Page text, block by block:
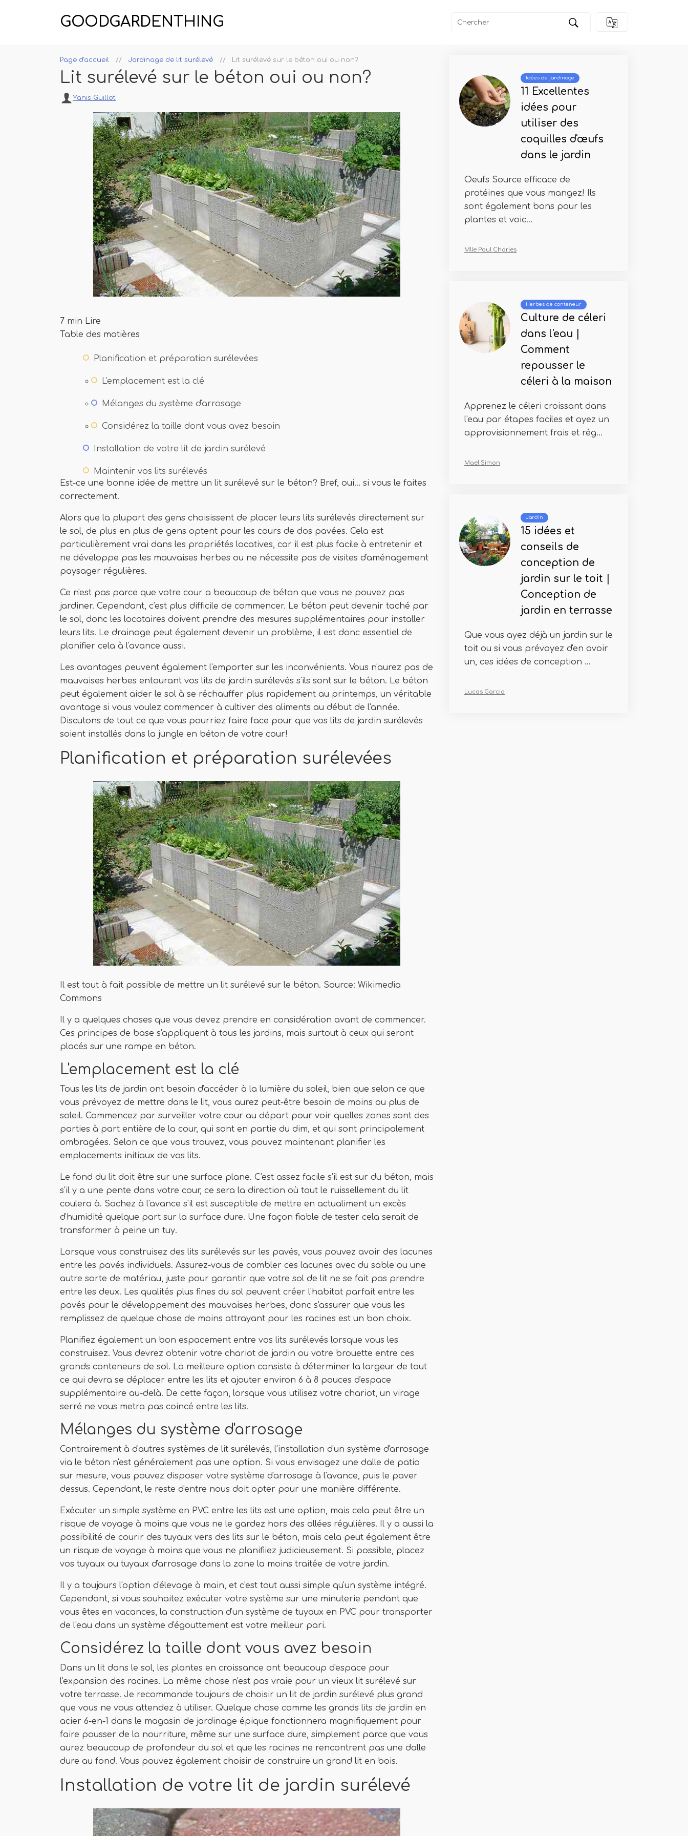
GOODGARDENTHING
Page d'accueil Jardinage de lit surélevé Lit surélevé sur le béton oui ou non?
Lit surélevé sur le béton oui ou non?
Yanis Guillot
7 min Lire
Table des matières
Planification et préparation surélevées
L'emplacement est la clé
Mélanges du système d'arrosage
Considérez la taille dont vous avez besoin
Installation de votre lit de jardin surélevé
Maintenir vos lits surélevés
Est-ce une bonne idée de mettre un lit surélevé sur le béton? Bref, oui… si vous le faites
correctement.
Alors que la plupart des gens choisissent de placer leurs lits surélevés directement sur
le sol, de plus en plus de gens optent pour les cours de dos pavées. Cela est
particulièrement vrai dans les propriétés locatives, car il est plus facile à entretenir et
ne développe pas les mauvaises herbes ou ne nécessite pas de visites d'aménagement
paysager régulières.
Ce n'est pas parce que votre cour a beaucoup de béton que vous ne pouvez pas
jardiner. Cependant, c'est plus difficile de commencer. Le béton peut devenir taché par
le sol, donc les locataires doivent prendre des mesures supplémentaires pour installer
leurs lits. Le drainage peut également devenir un problème, il est donc essentiel de
planifier cela à l'avance aussi.
Les avantages peuvent également l'emporter sur les inconvénients. Vous n'aurez pas de
mauvaises herbes entourant vos lits de jardin surélevés s'ils sont sur le béton. Le béton
peut également aider le sol à se réchauffer plus rapidement au printemps, un véritable
avantage si vous voulez commencer à cultiver des aliments au début de l'année.
Discutons de tout ce que vous pourriez faire face pour que vos lits de jardin surélevés
soient installés dans la jungle en béton de votre cour!
Planification et préparation surélevées
Il est tout à fait possible de mettre un lit surélevé sur le béton. Source: Wikimedia
Commons
Il y a quelques choses que vous devez prendre en considération avant de commencer.
Ces principes de base s'appliquent à tous les jardins, mais surtout à ceux qui seront
placés sur une rampe en béton.
L'emplacement est la clé
Tous les lits de jardin ont besoin d'accéder à la lumière du soleil, bien que selon ce que
vous prévoyez de mettre dans le lit, vous aurez peut-être besoin de moins ou plus de
soleil. Commencez par surveiller votre cour au départ pour voir quelles zones sont des
parties à part entière de la cour, qui sont en partie du dim, et qui sont principalement
ombragées. Selon ce que vous trouvez, vous pouvez maintenant planifier les
emplacements initiaux de vos lits.
Le fond du lit doit être sur une surface plane. C'est assez facile s'il est sur du béton, mais
s'il y a une pente dans votre cour, ce sera la direction où tout le ruissellement du lit
coulera à. Sachez à l'avance s'il est susceptible de mettre en actualiment un excès
d'humidité quelque part sur la surface dure. Une façon fiable de tester cela serait de
transformer à peine un tuy.
Lorsque vous construisez des lits surélevés sur les pavés, vous pouvez avoir des lacunes
entre les pavés individuels. Assurez-vous de combler ces lacunes avec du sable ou une
autre sorte de matériau, juste pour garantir que votre sol de lit ne se fait pas prendre
entre les deux. Les qualités plus fines du sol peuvent créer l'habitat parfait entre les
pavés pour le développement des mauvaises herbes, donc s'assurer que vous les
remplissez de quelque chose de moins attrayant pour les racines est un bon choix.
Planifiez également un bon espacement entre vos lits surélevés lorsque vous les
construisez. Vous devrez obtenir votre chariot de jardin ou votre brouette entre ces
grands conteneurs de sol. La meilleure option consiste à déterminer la largeur de tout
ce qui devra se déplacer entre les lits et ajouter environ 6 à 8 pouces d'espace
supplémentaire au-delà. De cette façon, lorsque vous utilisez votre chariot, un virage
serré ne vous metra pas coincé entre les lits.
Mélanges du système d'arrosage
Contrairement à d'autres systèmes de lit surélevés, l'installation d'un système d'arrosage
via le béton n'est généralement pas une option. Si vous envisagez une dalle de patio
sur mesure, vous pouvez disposer votre système d'arrosage à l'avance, puis le paver
dessus. Cependant, le reste d'entre nous doit opter pour une manière différente.
Exécuter un simple système en PVC entre les lits est une option, mais cela peut être un
risque de voyage à moins que vous ne le gardez hors des allées régulières. Il y a aussi la
possibilité de courir des tuyaux vers des lits sur le béton, mais cela peut également être
un risque de voyage à moins que vous ne planifiiez judicieusement. Si possible, placez
vos tuyaux ou tuyaux d'arrosage dans la zone la moins traitée de votre jardin.
Il y a toujours l'option d'élevage à main, et c'est tout aussi simple qu'un système intégré.
Cependant, si vous souhaitez exécuter votre système sur une minuterie pendant que
vous êtes en vacances, la construction d'un système de tuyaux en PVC pour transporter
de l'eau dans un système d'égouttement est votre meilleur pari.
Considérez la taille dont vous avez besoin
Dans un lit dans le sol, les plantes en croissance ont beaucoup d'espace pour
l'expansion des racines. La même chose n'est pas vraie pour un vieux lit surélevé sur
votre terrasse. Je recommande toujours de choisir un lit de jardin surélevé plus grand
que vous ne vous attendez à utiliser. Quelque chose comme les grands lits de jardin en
acier 6-en-1 dans le magasin de jardinage épique fonctionnera magnifiquement pour
faire pousser de la nourriture, même sur une surface dure, simplement parce que vous
aurez beaucoup de profondeur du sol et que les racines ne rencontrent pas une dalle
dure au fond. Vous pouvez également choisir de construire un grand lit en bois.
Installation de votre lit de jardin surélevé
Idées de jardinage
11 Excellentes
idées pour
utiliser des
coquilles d'œufs
dans le jardin
Oeufs Source efficace de
protéines que vous mangez! Ils
sont également bons pour les
plantes et voic...
Mlle Paul Charles
Herbes de conteneur
Culture de céleri
dans l'eau |
Comment
repousser le
céleri à la maison
Apprenez le céleri croissant dans
l'eau par étapes faciles et ayez un
approvisionnement frais et rég...
Mael Simon
Jardin
15 idées et
conseils de
conception de
jardin sur le toit |
Conception de
jardin en terrasse
Que vous ayez déjà un jardin sur le
toit ou si vous prévoyez d'en avoir
un, ces idées de conception ...
Lucas Garcia